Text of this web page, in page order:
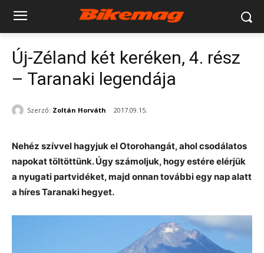
Új-Zéland két keréken, 4. rész
– Taranaki legendája
Szerző: Zoltán Horváth 2017.09.15.
Nehéz szívvel hagyjuk el Otorohangát, ahol csodálatos
napokat töltöttünk. Úgy számoljuk, hogy estére elérjük
a nyugati partvidéket, majd onnan további egy nap alatt
a híres Taranaki hegyet.